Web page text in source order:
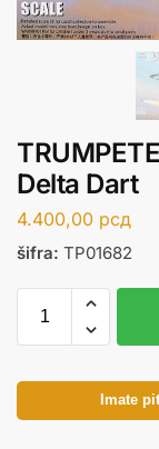
Delta Dart
4.400,00 рсд
šifra: TP01682
Imate